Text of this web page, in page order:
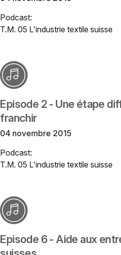
Podcast:
T.M. 05 L'industrie textile suisse
Episode 2 - Une étape
franchir
04 novembre 2015
Podcast:
T.M. 05 L'industrie textile suisse
Episode 6 - Aide aux